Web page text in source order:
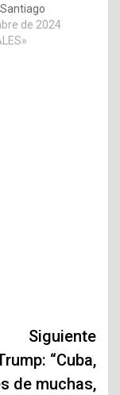
de 2024
Siguiente
“Cuba,
de muchas,